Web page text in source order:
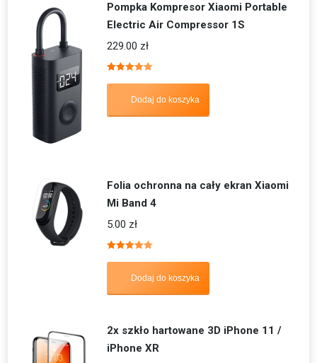
Pompka Kompresor Xiaomi Portable
Electric Air Compressor 1S
229.00 zł
Dodaj do koszyka
Folia ochronna na cały ekran Xiaomi
Mi Band 4
5.00 zł
5.00
Dodaj do koszyka
2x szkło hartowane 3D iPhone 11 /
iPhone XR